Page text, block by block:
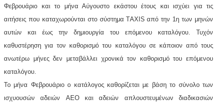
Φεβρουάριο και το μήνα Αύγουστο εκάστου έτους και ισχύει για τις
αιτήσεις που καταχωρούνται στο σύστημα TAXIS από την 1η των μηνών
αυτών και έως την δημιουργία του επόμενου καταλόγου. Τυχόν
καθυστέρηση για τον καθορισμό του καταλόγου σε κάποιον από τους
ανωτέρω μήνες δεν μεταβάλλει χρονικά τον καθορισμό του επόμενου
καταλόγου.
Το μήνα Φεβρουάριο ο κατάλογος καθορίζεται με βάση το σύνολο των
ισχυουσών αδειών AEO και αδειών απλουστευμένων διαδικασιών